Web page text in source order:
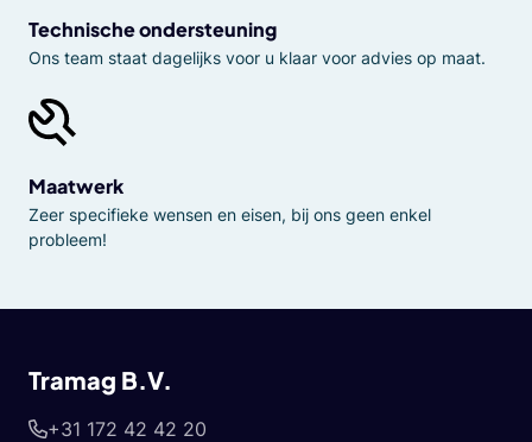
Technische ondersteuning
Ons team staat dagelijks voor u klaar voor advies op maat.
Maatwerk
Zeer specifieke wensen en eisen, bij ons geen enkel
probleem!
Tramag B.V.
+31 172 42 42 20